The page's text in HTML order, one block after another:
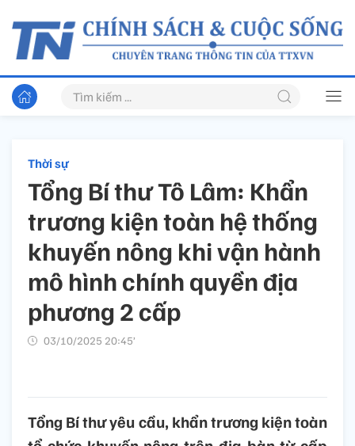
Thời sự
Tổng Bí thư Tô Lâm: Khẩn
trương kiện toàn hệ thống
khuyến nông khi vận hành
mô hình chính quyền địa
phương 2 cấp
03/10/2025 20:45’
Tổng Bí thư yêu cầu, khẩn trương kiện toàn